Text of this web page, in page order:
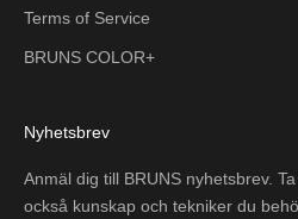
Terms of Service
BRUNS COLOR+
Nyhetsbrev
Anmäl dig till BRUNS nyhetsbrev.
också kunskap och tekniker du